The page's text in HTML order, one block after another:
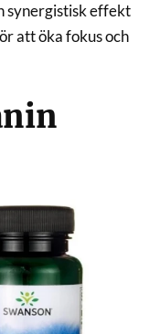
synergistisk effekt
att öka fokus och